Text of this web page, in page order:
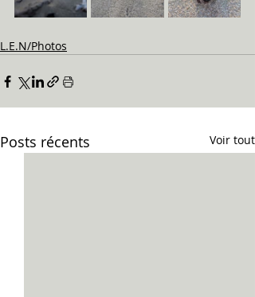
L.E.N/Photos
Posts récents Voir tout